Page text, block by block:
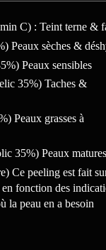
C) : Teint terne &
Peaux sèches &
Peaux sensibles
35%) Taches &
Peaux grasses à
35%) Peaux matures
Ce peeling est fait
fonction des
la peau en a besoin